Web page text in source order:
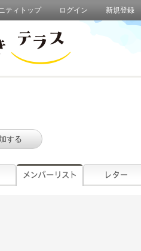
ティトップ ログイン 新規登録
する